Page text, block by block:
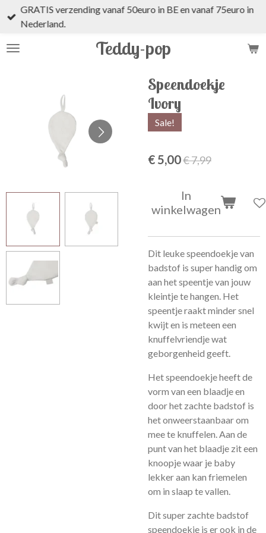
Ga
direct
de
Teddy-pop
GRATIS verzending vanaf 50euro in BE en vanaf 75euro in
Nederland.
Speendoekje
Ivory
Sale!
€ 5,00€ 7,99
In
winkelwagen
Dit leuke speendoekje van
badstof is super handig om
aan het speentje van jouw
kleintje te hangen. Het
speentje raakt minder snel
kwijt en is meteen een
knuffelvriendje wat
geborgenheid geeft.
Het speendoekje heeft de
vorm van een blaadje en
door het zachte badstof is
het onweerstaanbaar om
mee te knuffelen. Aan de
punt van het blaadje zit een
knoopje waar je baby
lekker aan kan friemelen
om in slaap te vallen.
Dit super zachte badstof
speendoekje is er ook in de